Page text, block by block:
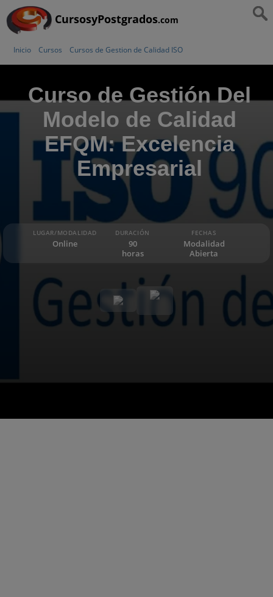
CursosyPostgrados.com
Inicio Cursos Cursos de Gestion de Calidad ISO
Curso de Gestión Del
Modelo de Calidad
EFQM: Excelencia
Empresarial
LUGAR/MODALIDAD
Online
DURACIÓN
90
horas
FECHAS
Modalidad
Abierta